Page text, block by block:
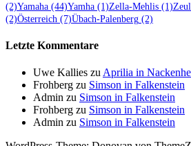
(2)Yamaha (44)Yamha (1)Zella-Mehlis (1)
(2)Österreich (7)Übach-Palenberg (2)
Letzte Kommentare
Uwe Kallies zu Aprilia in
Frohberg zu Simson in Falkenstein
Admin zu Simson in Falkenstein
Frohberg zu Simson in Falkenstein
Admin zu Simson in Falkenstein